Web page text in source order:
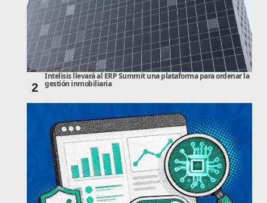
2
Intelisis llevará al ERP Summit una plataforma para ordenar la
gestión inmobiliaria